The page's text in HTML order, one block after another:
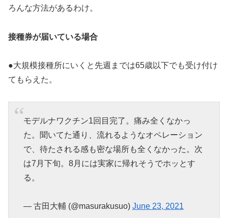
ろんな方法があるわけ。
接種券が届いている場合
●大規模接種所にいくと先週までは65歳以下でも受け付け
てもらえた。
モデルナワクチン1回目完了。痛み全くなかっ
た。聞いてた通り、流れるようなオペレーション
で、待たされる感も密な場所も全くなかった。次
は7月下旬。8月には実家に帰れそうでホッとす
る。
— 古田大輔 (@masurakusuo) June 23, 2021